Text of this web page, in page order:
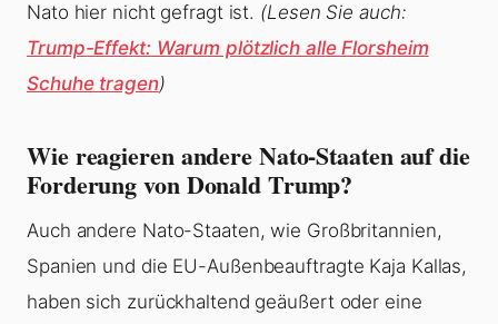
Nato hier nicht gefragt ist. (Lesen Sie auch:
Trump-Effekt: Warum plötzlich alle Florsheim
Schuhe tragen)
Wie reagieren andere Nato-Staaten auf die
Forderung von Donald Trump?
Auch andere Nato-Staaten, wie Großbritannien,
Spanien und die EU-Außenbeauftragte Kaja Kallas,
haben sich zurückhaltend geäußert oder eine